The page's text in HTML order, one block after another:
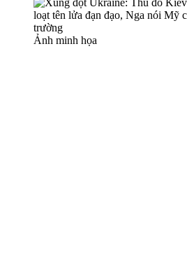
Ảnh minh họa